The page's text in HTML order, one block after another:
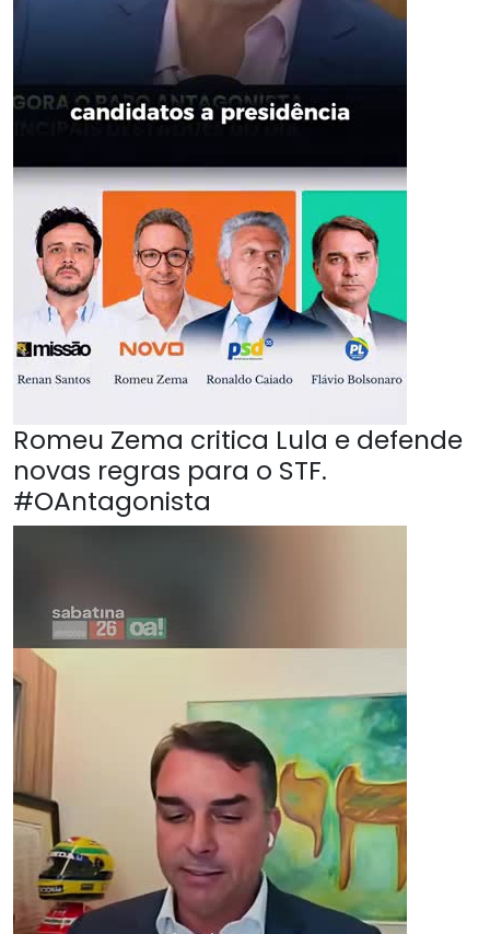
Romeu Zema critica Lula e defende
novas regras para o STF.
#OAntagonista